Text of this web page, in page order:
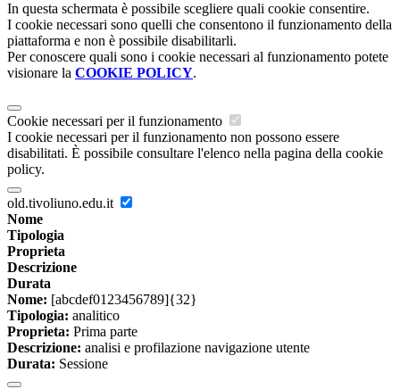
In questa schermata è possibile scegliere quali cookie consentire.
I cookie necessari sono quelli che consentono il funzionamento della
piattaforma e non è possibile disabilitarli.
Per conoscere quali sono i cookie necessari al funzionamento potete
visionare la COOKIE POLICY.
Cookie necessari per il funzionamento
I cookie necessari per il funzionamento non possono essere
disabilitati. È possibile consultare l'elenco nella pagina della cookie
policy.
old.tivoliuno.edu.it
Nome
Tipologia
Proprieta
Descrizione
Durata
Nome: [abcdef0123456789]{32}
Tipologia: analitico
Proprieta: Prima parte
Descrizione: analisi e profilazione navigazione utente
Durata: Sessione